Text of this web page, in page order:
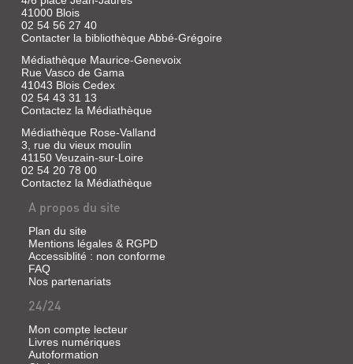
41000 Blois
02 54 56 27 40
Contacter la bibliothèque Abbé-Grégoire
Médiathèque Maurice-Genevoix
Rue Vasco de Gama
41043 Blois Cedex
02 54 43 31 13
Contactez la Médiathèque
Médiathèque Rose-Valland
3, rue du vieux moulin
41150 Veuzain-sur-Loire
02 54 20 78 00
Contactez la Médiathèque
A propos du site
Plan du site
Mentions légales & RGPD
Accessiblité : non conforme
FAQ
Nos partenariats
24/24
Mon compte lecteur
Livres numériques
Autoformation